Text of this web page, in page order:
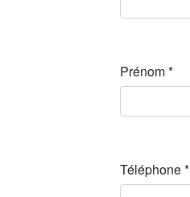
Prénom*
Téléphone*